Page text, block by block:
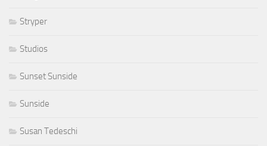
Stryper
Studios
Sunset Sunside
Sunside
Susan Tedeschi